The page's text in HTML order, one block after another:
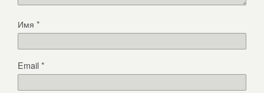
Имя *
Email*